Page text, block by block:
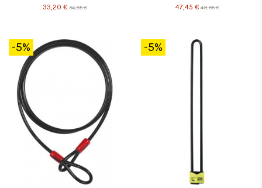
33,20 € 34,95 €
47,45 € 49,95 €
-5% -5%